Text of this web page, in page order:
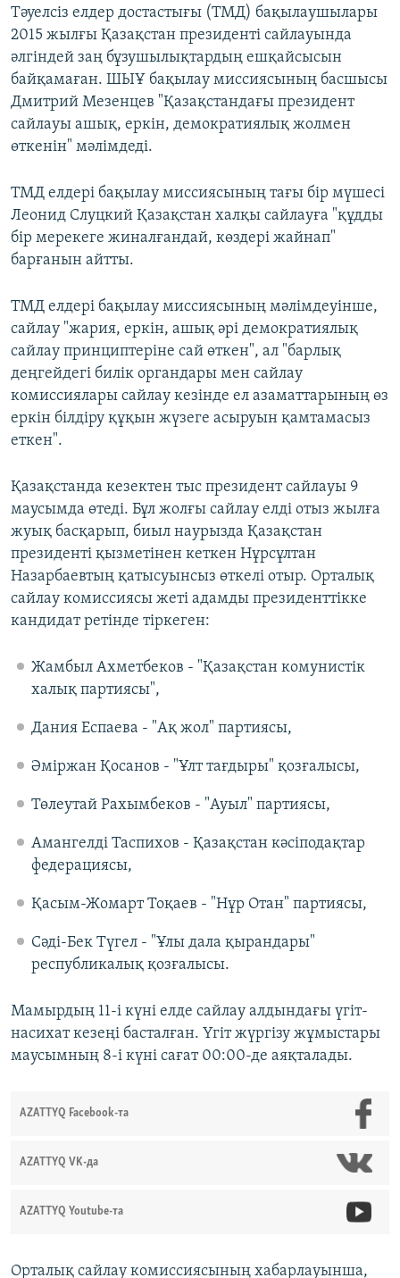
Тәуелсіз елдер достастығы (ТМД) бақылаушылары
2015 жылғы Қазақстан президенті сайлауында
әлгіндей заң бұзушылықтардың ешқайсысын
байқамаған. ШЫҰ бақылау миссиясының басшысы
Дмитрий Мезенцев "Қазақстандағы президент
сайлауы ашық, еркін, демократиялық жолмен
өткенін" мәлімдеді.
ТМД елдері бақылау миссиясының тағы бір мүшесі
Леонид Слуцкий Қазақстан халқы сайлауға "құдды
бір мерекеге жиналғандай, көздері жайнап"
барғанын айтты.
ТМД елдері бақылау миссиясының мәлімдеуінше,
сайлау "жария, еркін, ашық әрі демократиялық
сайлау принциптеріне сай өткен", ал "барлық
деңгейдегі билік органдары мен сайлау
комиссиялары сайлау кезінде ел азаматтарының өз
еркін білдіру құқын жүзеге асыруын қамтамасыз
еткен".
​Қазақстанда кезектен тыс президент сайлауы 9
маусымда өтеді. Бұл жолғы сайлау елді отыз жылға
жуық басқарып, биыл наурызда Қазақстан
президенті қызметінен кеткен Нұрсұлтан
Назарбаевтың қатысуынсыз өткелі отыр. Орталық
сайлау комиссиясы жеті адамды президенттікке
кандидат ретінде тіркеген:
Жамбыл Ахметбеков - "Қазақстан комунистік
халық партиясы",
Дания Еспаева - "Ақ жол" партиясы,
Әміржан Қосанов - "Ұлт тағдыры" қозғалысы,
Төлеутай Рахымбеков - "Ауыл" партиясы,
Амангелді Таспихов - Қазақстан кәсіподақтар
федерациясы,
Қасым-Жомарт Тоқаев - "Нұр Отан" партиясы,
Сәді-Бек Түгел - "Ұлы дала қырандары"
республикалық қозғалысы.
Мамырдың 11-і күні елде сайлау алдындағы үгіт-
насихат кезеңі басталған. Үгіт жүргізу жұмыстары
маусымның 8-і күні сағат 00:00-де аяқталады.
AZATTYQ Facebook-та
AZATTYQ VK-да
AZATTYQ Youtube-та
Орталық сайлау комиссиясының хабарлауынша,